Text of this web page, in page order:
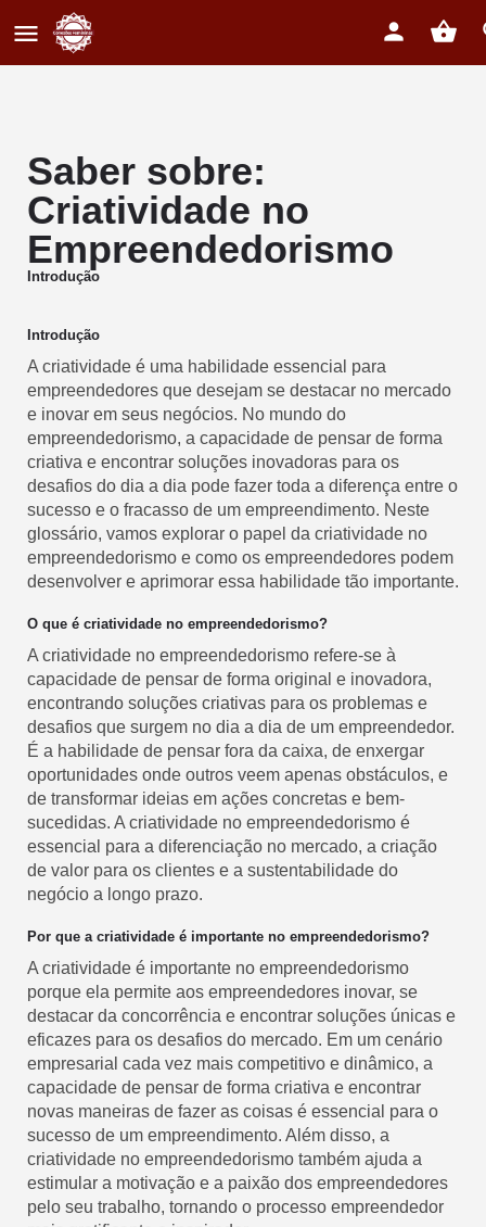
Saber sobre:
Criatividade no
Empreendedorismo
Introdução
Introdução
A criatividade é uma habilidade essencial para
empreendedores que desejam se destacar no mercado
e inovar em seus negócios. No mundo do
empreendedorismo, a capacidade de pensar de forma
criativa e encontrar soluções inovadoras para os
desafios do dia a dia pode fazer toda a diferença entre o
sucesso e o fracasso de um empreendimento. Neste
glossário, vamos explorar o papel da criatividade no
empreendedorismo e como os empreendedores podem
desenvolver e aprimorar essa habilidade tão importante.
O que é criatividade no empreendedorismo?
A criatividade no empreendedorismo refere-se à
capacidade de pensar de forma original e inovadora,
encontrando soluções criativas para os problemas e
desafios que surgem no dia a dia de um empreendedor.
É a habilidade de pensar fora da caixa, de enxergar
oportunidades onde outros veem apenas obstáculos, e
de transformar ideias em ações concretas e bem-
sucedidas. A criatividade no empreendedorismo é
essencial para a diferenciação no mercado, a criação
de valor para os clientes e a sustentabilidade do
negócio a longo prazo.
Por que a criatividade é importante no empreendedorismo?
A criatividade é importante no empreendedorismo
porque ela permite aos empreendedores inovar, se
destacar da concorrência e encontrar soluções únicas e
eficazes para os desafios do mercado. Em um cenário
empresarial cada vez mais competitivo e dinâmico, a
capacidade de pensar de forma criativa e encontrar
novas maneiras de fazer as coisas é essencial para o
sucesso de um empreendimento. Além disso, a
criatividade no empreendedorismo também ajuda a
estimular a motivação e a paixão dos empreendedores
pelo seu trabalho, tornando o processo empreendedor